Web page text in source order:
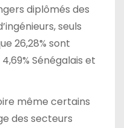
diplômés des
seuls
26,28% sont
Sénégalais et
même certains
des secteurs